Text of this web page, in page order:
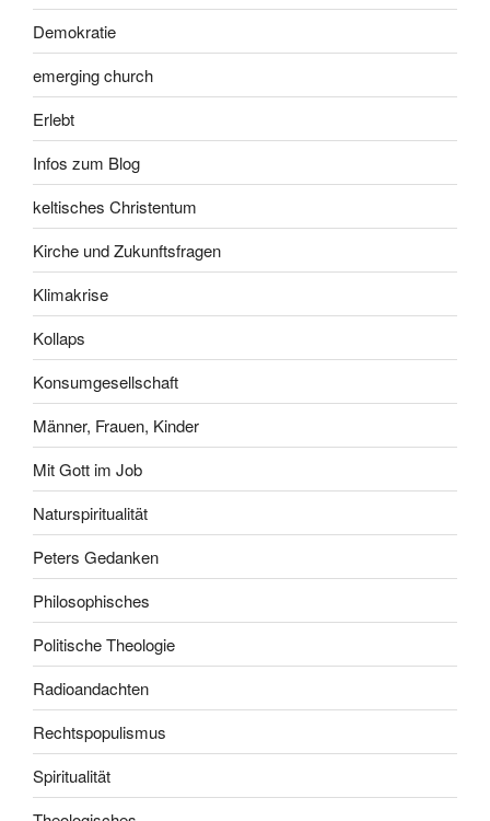
Demokratie
emerging church
Erlebt
Infos zum Blog
keltisches Christentum
Kirche und Zukunftsfragen
Klimakrise
Kollaps
Konsumgesellschaft
Männer, Frauen, Kinder
Mit Gott im Job
Naturspiritualität
Peters Gedanken
Philosophisches
Politische Theologie
Radioandachten
Rechtspopulismus
Spiritualität